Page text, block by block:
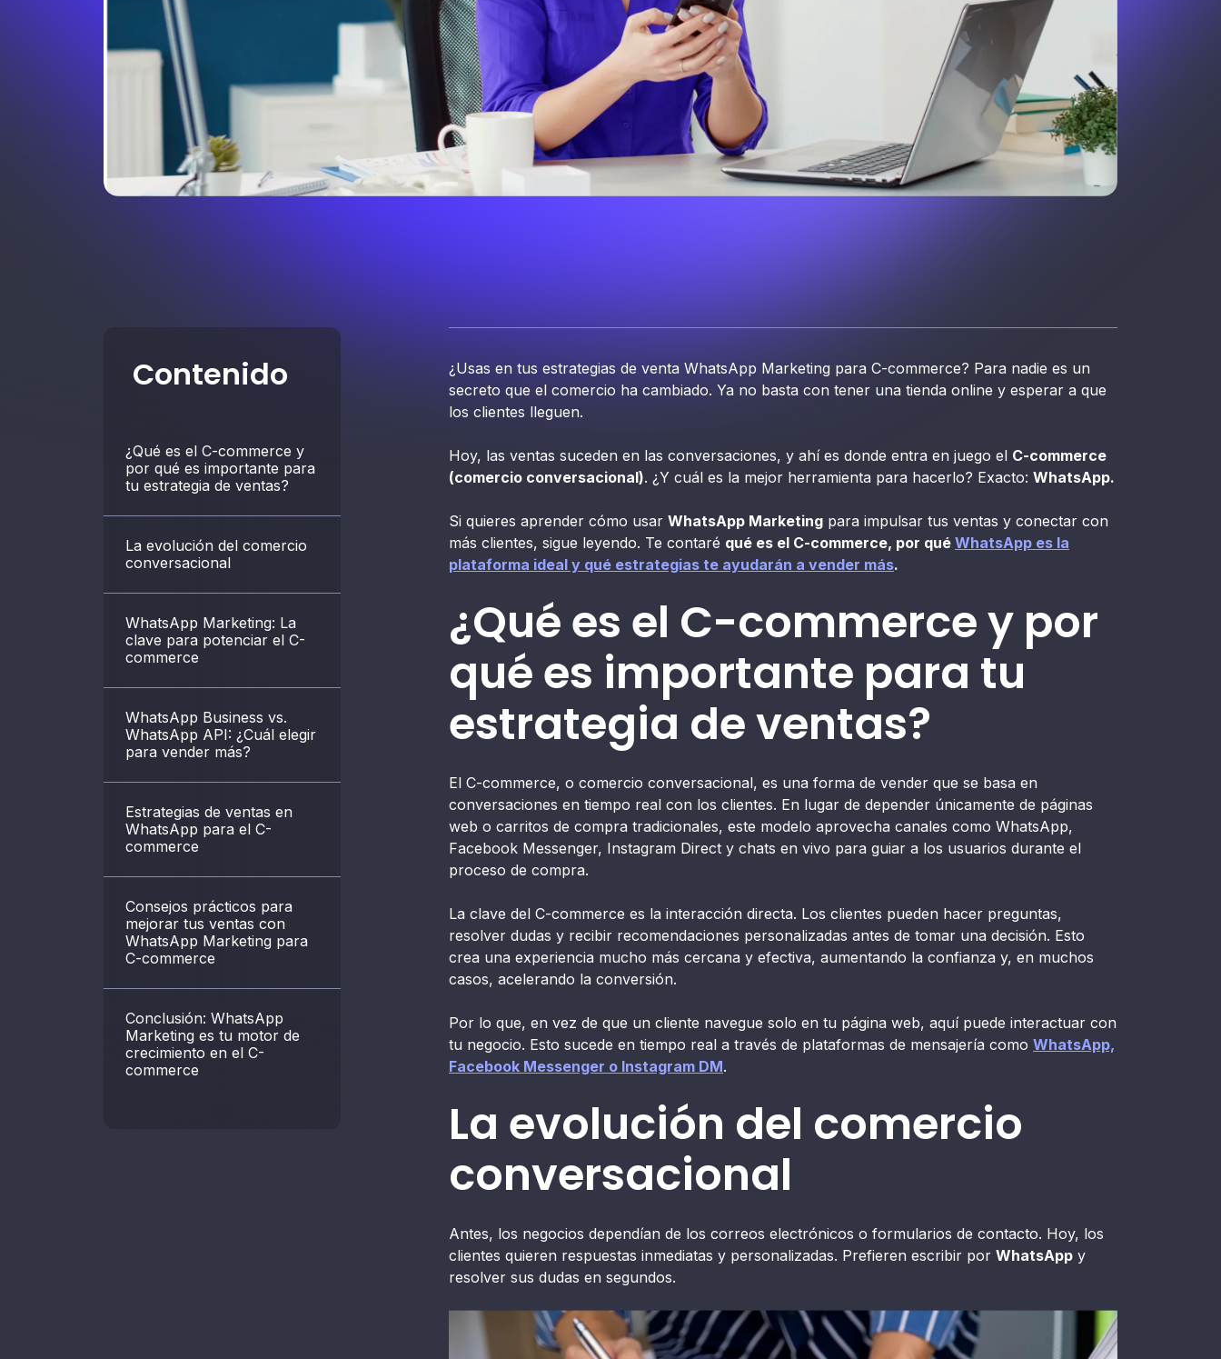
¿Usas en tus estrategias de venta WhatsApp Marketing para C-commerce? Para nadie es un
secreto que el comercio ha cambiado. Ya no basta con tener una tienda online y esperar a que
los clientes lleguen.
Hoy, las ventas suceden en las conversaciones, y ahí es donde entra en juego el C-commerce
(comercio conversacional). ¿Y cuál es la mejor herramienta para hacerlo? Exacto: WhatsApp.
Si quieres aprender cómo usar WhatsApp Marketing para impulsar tus ventas y conectar con
más clientes, sigue leyendo. Te contaré qué es el C-commerce, por qué WhatsApp es la
plataforma ideal y qué estrategias te ayudarán a vender más.
¿Qué es el C-commerce y por
qué es importante para tu
estrategia de ventas?
El C-commerce, o comercio conversacional, es una forma de vender que se basa en
conversaciones en tiempo real con los clientes. En lugar de depender únicamente de páginas
web o carritos de compra tradicionales, este modelo aprovecha canales como WhatsApp,
Facebook Messenger, Instagram Direct y chats en vivo para guiar a los usuarios durante el
proceso de compra.
La clave del C-commerce es la interacción directa. Los clientes pueden hacer preguntas,
resolver dudas y recibir recomendaciones personalizadas antes de tomar una decisión. Esto
crea una experiencia mucho más cercana y efectiva, aumentando la confianza y, en muchos
casos, acelerando la conversión.
Por lo que, en vez de que un cliente navegue solo en tu página web, aquí puede interactuar con
tu negocio. Esto sucede en tiempo real a través de plataformas de mensajería como WhatsApp,
Facebook Messenger o Instagram DM.
La evolución del comercio
conversacional
Antes, los negocios dependían de los correos electrónicos o formularios de contacto. Hoy, los
clientes quieren respuestas inmediatas y personalizadas. Prefieren escribir por WhatsApp y
resolver sus dudas en segundos.
Contenido
¿Qué es el C-commerce y
por qué es importante para
tu estrategia de ventas?
La evolución del comercio
conversacional
WhatsApp Marketing: La
clave para potenciar el C-
commerce
WhatsApp Business vs.
WhatsApp API: ¿Cuál elegir
para vender más?
Estrategias de ventas en
WhatsApp para el C-
commerce
Consejos prácticos para
mejorar tus ventas con
WhatsApp Marketing para
C-commerce
Conclusión: WhatsApp
Marketing es tu motor de
crecimiento en el C-
commerce